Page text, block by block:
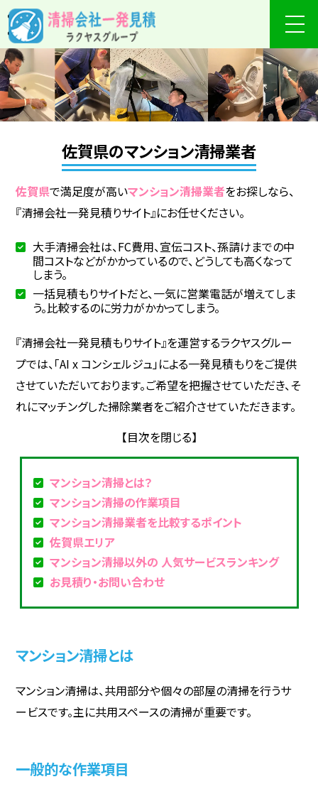
佐賀県のマンション清掃業者
佐賀県で満足度が高いマンション清掃業者をお探しなら、
『清掃会社一発見積りサイト』にお任せください。
大手清掃会社は、FC費用、宣伝コスト、孫請けまでの中
間コストなどがかかっているので、どうしても高くなって
しまう。
一括見積もりサイトだと、一気に営業電話が増えてしま
う。比較するのに労力がかかってしまう。
『清掃会社一発見積もりサイト』を運営するラクヤスグルー
プでは、「AI x コンシェルジュ」による一発見積もりをご提供
させていただいております。ご希望を把握させていただき、そ
れにマッチングした掃除業者をご紹介させていただきます。
マンション清掃とは？
マンション清掃の作業項目
マンション清掃業者を比較するポイント
佐賀県エリア
マンション清掃以外の 人気サービスランキング
お見積り・お問い合わせ
マンション清掃とは
マンション清掃は、共用部分や個々の部屋の清掃を行うサ
ービスです。主に共用スペースの清掃が重要です。
一般的な作業項目